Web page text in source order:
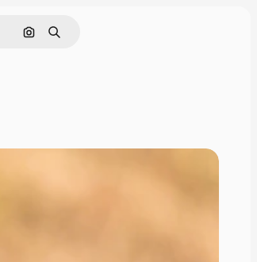
Поиск по изображению
Поиск